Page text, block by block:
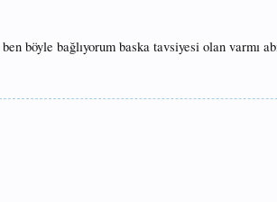
ben böyle bağlıyorum baska tavsiyesi olan varmı